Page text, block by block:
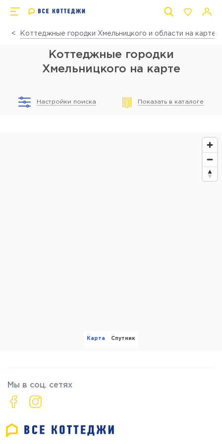
Коттеджные городки Хмельницкого и области на карте
Коттеджные городки
Хмельницкого на карте
Настройки поиска Показать в каталоге
Карта Спутник
Мы в соц. сетях